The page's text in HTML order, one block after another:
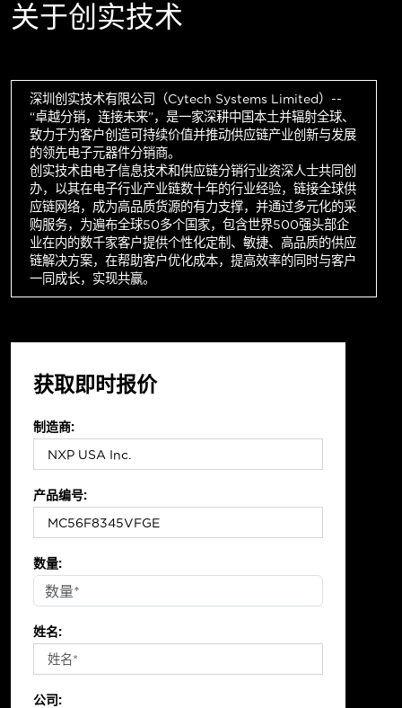
关于创实技术
深圳创实技术有限公司（Cytech Systems Limited）--
“卓越分销，连接未来”，是一家深耕中国本土并辐射全球、
致力于为客户创造可持续价值并推动供应链产业创新与发展
的领先电子元器件分销商。
创实技术由电子信息技术和供应链分销行业资深人士共同创
办，以其在电子行业产业链数十年的行业经验，链接全球供
应链网络，成为高品质货源的有力支撑，并通过多元化的采
购服务，为遍布全球50多个国家，包含世界500强头部企
业在内的数千家客户提供个性化定制、敏捷、高品质的供应
链解决方案，在帮助客户优化成本，提高效率的同时与客户
一同成长，实现共赢。
获取即时报价
制造商:
产品编号:
数量:
姓名:
公司: